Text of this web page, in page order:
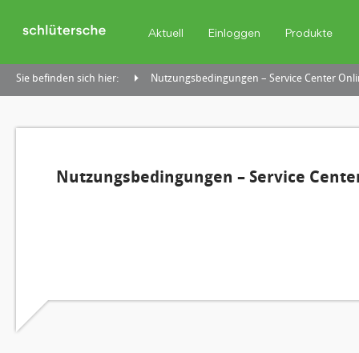
Aktuell Einloggen Produkte
Sie befinden sich hier: Nutzungsbedingungen – Service Center
Nutzungsbedingungen – Service